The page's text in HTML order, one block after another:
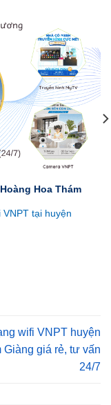
Hoa Thám
tại huyện
wifi VNPT huyện
Giàng giá rẻ, tư vấn
24/7